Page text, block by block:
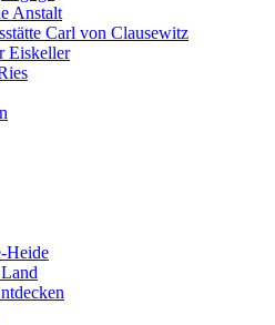
Anstalt
Carl von Clausewitz
Eiskeller
Heide